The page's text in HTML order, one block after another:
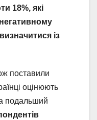
18%, які
із
поставили
оцінюють
подальший